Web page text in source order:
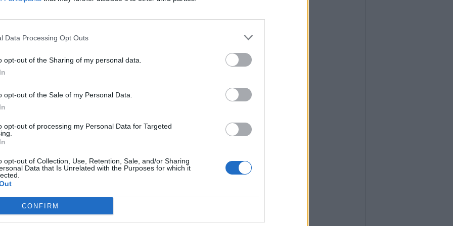
Data Processing Opt Outs
opt-out of the Sharing of my personal data.
opt-out of the Sale of my Personal Data.
opt-out of processing my Personal Data for Targeted
opt-out of Collection, Use, Retention, Sale, and/or Sharing
Data that Is Unrelated with the Purposes for which it
CONFIRM
partite del fratello al Legnano, oltre che
all’Istituto Carlo Dell’Acqua e la
Via Confalonieri, 5
di
abbiamo a cuore l'informazione del nostro
sempre in prima linea per informarvi in modo